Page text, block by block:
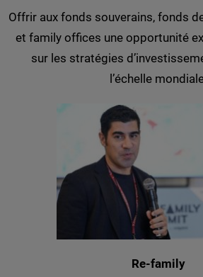
Offrir aux fonds souverains, fonds
et family offices une opportunité
sur les stratégies
l’échelle
Re-family​